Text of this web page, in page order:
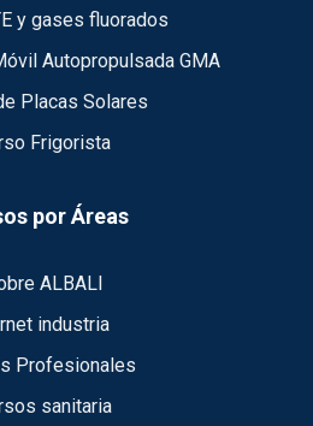
y gases fluorados
Autopropulsada GMA
Placas Solares
Frigorista
por Áreas
ALBALI
industria
Profesionales
sanitaria